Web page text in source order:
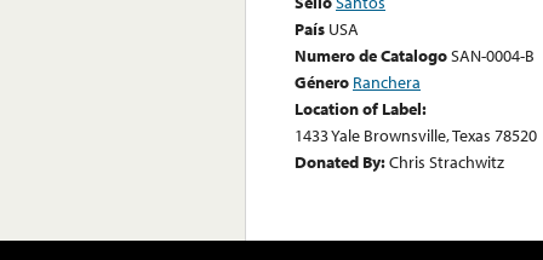
País USA
Numero de CatalogoSAN-0004-B
Género Ranchera
Location of Label:
1433 Yale Brownsville, Texas 78520
Donated By:Chris Strachwitz